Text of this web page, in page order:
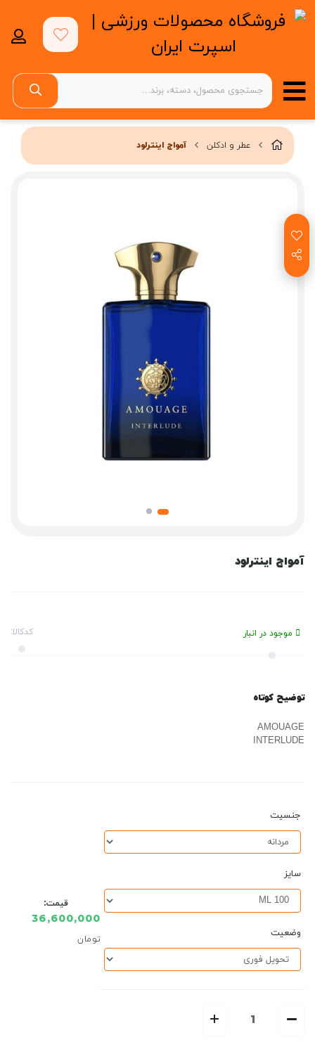
عطر و ادکلن آمواج اینترلود
آمواج اینترلود
موجود در انبار کدکالا:
توضیح کوتاه
AMOUAGE
INTERLUDE
جنسیت
سایز
وضعیت
قیمت:
36,600,000
تومان